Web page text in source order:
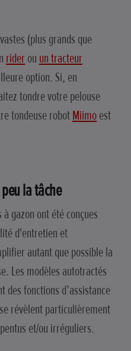
(plus grands que
rider ou un tracteur
option. Si, en
tondre votre pelouse
tondeuse robotMiimoest
la tâche
gazon ont été conçues
d'entretien et
autant que possible la
Les modèles autotractés
des fonctions d’assistance
révèlent particulièrement
et/ou irréguliers.